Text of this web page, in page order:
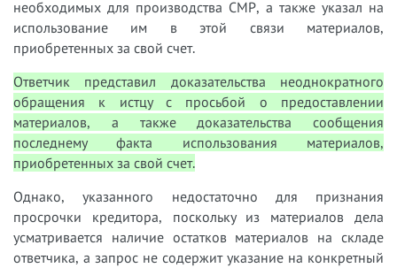
необходимых для производства СМР, а также указал на
использование им в этой связи материалов,
приобретенных за свой счет.
Ответчик представил доказательства неоднократного
обращения к истцу с просьбой о предоставлении
материалов, а также доказательства сообщения
последнему факта использования материалов,
приобретенных за свой счет.
Однако, указанного недостаточно для признания
просрочки кредитора, поскольку из материалов дела
усматривается наличие остатков материалов на складе
ответчика, а запрос не содержит указание на конкретный